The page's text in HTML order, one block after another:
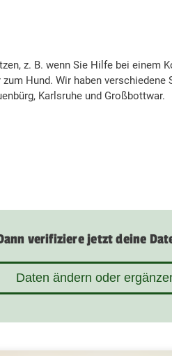
z. B. wenn Sie Hilfe bei einem
Hund. Wir haben verschiedene
Karlsruhe und Großbottwar.
verifiziere jetzt deine
Daten ändern oder